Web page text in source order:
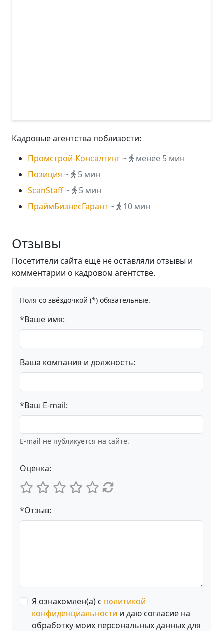
Кадровые агентства поблизости:
Промстрой-Консалтинг~
менее 5 мин
Позиция ~
5 мин
ScanStaff~
5 мин
ПраймБизнесГарант~ 10 мин
Отзывы
Посетители сайта ещё не оставляли отзывы и
комментарии о кадровом агентстве.
Поля со звёздочкой (*) обязательные.
*Ваше имя:
Ваша компания и должность:
*Ваш E-mail:
E-mail не публикуется на сайте.
Оценка:
*Отзыв:
Я ознакомлен(а) с политикой
конфиденциальности и даю согласие на
обработку моих персональных данных для